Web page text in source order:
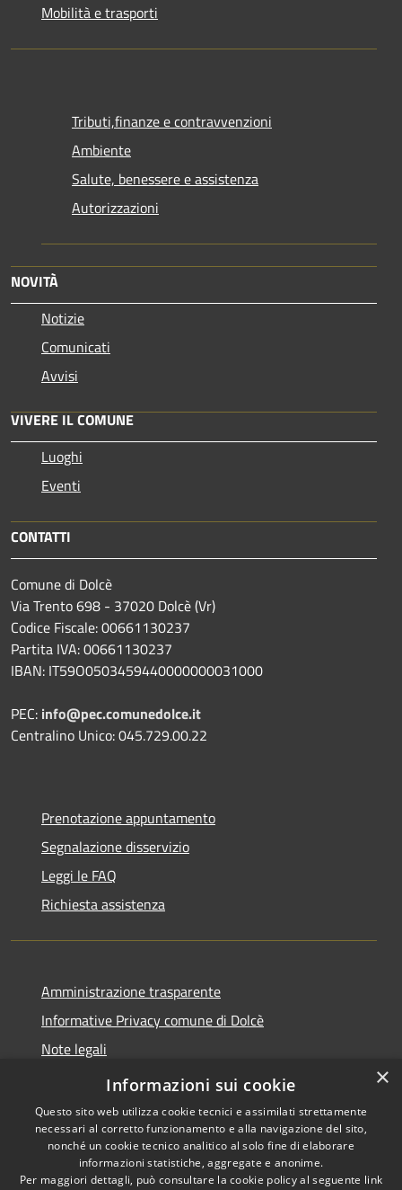
Mobilità e trasporti
Tributi,finanze e contravvenzioni
Ambiente
Salute, benessere e assistenza
Autorizzazioni
NOVITÀ
Notizie
Comunicati
Avvisi
VIVERE IL COMUNE
Luoghi
Eventi
CONTATTI
Comune di Dolcè
Via Trento 698 - 37020 Dolcè (Vr)
Codice Fiscale: 00661130237
Partita IVA: 00661130237
IBAN: IT59O0503459440000000031000
PEC: info@pec.comunedolce.it
Centralino Unico: 045.729.00.22
Prenotazione appuntamento
Segnalazione disservizio
Leggi le FAQ
Richiesta assistenza
Amministrazione trasparente
Informative Privacy comune di Dolcè
Note legali
Dichiarazione di accessibilità
Copyright © 2026 • Comune di
×
Informazioni sui cookie
Questo sito web utilizza cookie tecnici e assimilati strettamente
necessari al corretto funzionamento e alla navigazione del sito,
nonché un cookie tecnico analitico al solo fine di elaborare
informazioni statistiche, aggregate e anonime.
Per maggiori dettagli, può consultare la cookie policy al seguente link